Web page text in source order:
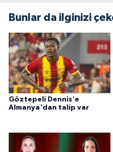
Bunlar da ilginizi
Göztepeli Dennis'e
Almanya'dan talip var